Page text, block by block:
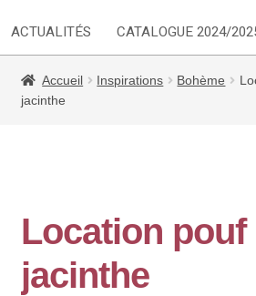
ACTUALITÉS CATALOGUE 2024/
Accueil Inspirations Bohème
jacinthe
Location pouf
jacinthe